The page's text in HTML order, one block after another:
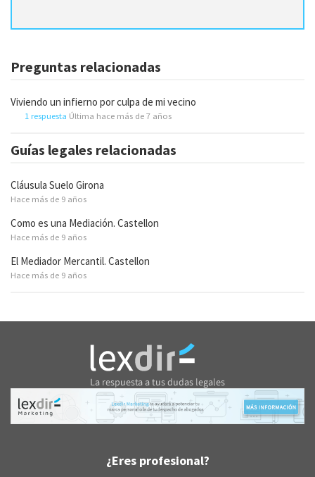
Preguntas relacionadas
Viviendo un infierno por culpa de mi vecino
1 respuesta Última hace más de 7 años
Guías legales relacionadas
Cláusula Suelo Girona
Hace más de 9 años
Como es una Mediación. Castellon
Hace más de 9 años
El Mediador Mercantil. Castellon
Hace más de 9 años
¿Eres profesional?